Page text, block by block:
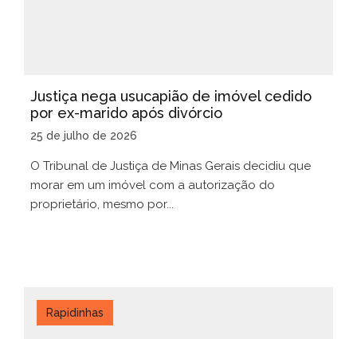
Justiça nega usucapião de imóvel cedido
por ex-marido após divórcio
25 de julho de 2026
O Tribunal de Justiça de Minas Gerais decidiu que
morar em um imóvel com a autorização do
proprietário, mesmo por...
Rapidinhas